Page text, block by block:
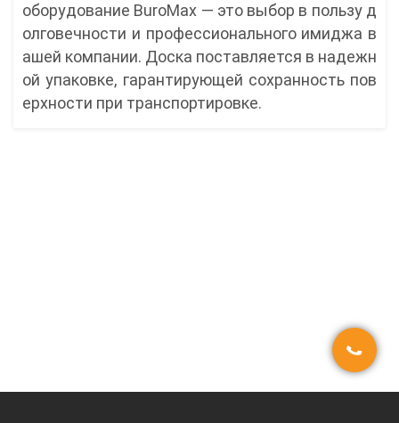
оборудование BuroMax — это выбор в пользу д
олговечности и профессионального имиджа в
ашей компании. Доска поставляется в надежн
ой упаковке, гарантирующей сохранность пов
ерхности при транспортировке.